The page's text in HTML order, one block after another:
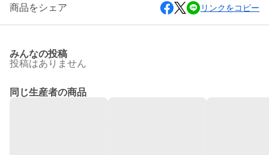
商品をシェア リンクをコピー
みんなの投稿
投稿はありません
同じ生産者の商品